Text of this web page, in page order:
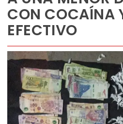
CON COCAÍNA
EFECTIVO